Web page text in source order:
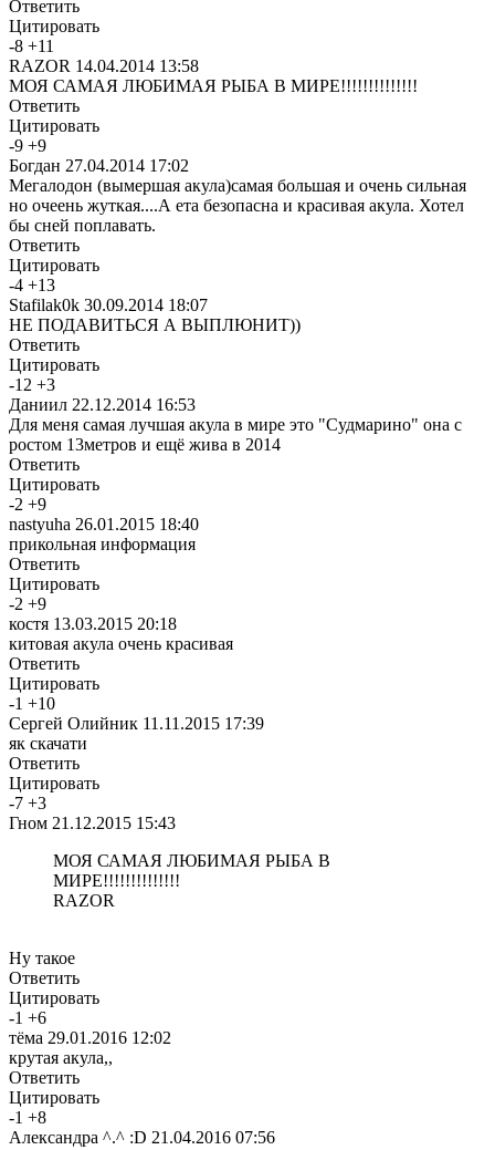
Ответить
Цитировать
-8 +11
RAZOR 14.04.2014 13:58
МОЯ САМАЯ ЛЮБИМАЯ РЫБА В МИРЕ!!!!!!!!!!!!!!
Ответить
Цитировать
-9 +9
Богдан 27.04.2014 17:02
Мегалодон (вымершая акула)самая большая и очень сильная
но очеень жуткая....А ета безопасна и красивая акула. Хотел
бы сней поплавать.
Ответить
Цитировать
-4 +13
Stafilak0k 30.09.2014 18:07
НЕ ПОДАВИТЬСЯ А ВЫПЛЮНИТ))
Ответить
Цитировать
-12 +3
Даниил 22.12.2014 16:53
Для меня самая лучшая акула в мире это "Судмарино" она с
ростом 13метров и ещё жива в 2014
Ответить
Цитировать
-2 +9
nastyuha 26.01.2015 18:40
прикольная информация
Ответить
Цитировать
-2 +9
костя 13.03.2015 20:18
китовая акула очень красивая
Ответить
Цитировать
-1 +10
Сергей Олийник 11.11.2015 17:39
як скачати
Ответить
Цитировать
-7 +3
Гном 21.12.2015 15:43
МОЯ САМАЯ ЛЮБИМАЯ РЫБА В
МИРЕ!!!!!!!!!!!!!!
RAZOR
Ну такое
Ответить
Цитировать
-1 +6
тёма 29.01.2016 12:02
крутая акула,,
Ответить
Цитировать
-1 +8
Александра ^.^ :D 21.04.2016 07:56